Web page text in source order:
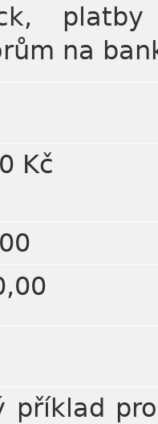
na
Kč
příklad